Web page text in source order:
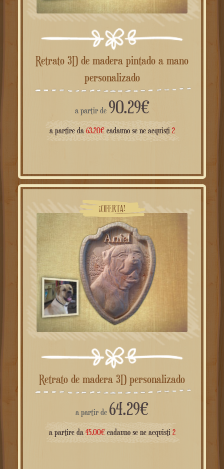
Retrato 3D de madera pintado a mano
personalizado
a partir de 90.29€
a partire da 63.20€cadauno se ne acquisti 2
¡OFERTA!
Retrato de madera 3D personalizado
a partir de 64.29€
a partire da 45.00€cadauno se ne acquisti 2